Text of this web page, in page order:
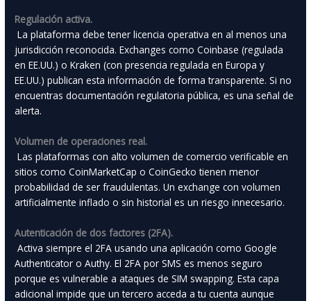
Regulación activa.
La plataforma debe tener licencia operativa en al menos una
jurisdicción reconocida. Exchanges como Coinbase (regulada
en EE.UU.) o Kraken (con presencia regulada en Europa y
EE.UU.) publican esta información de forma transparente. Si no
encuentras documentación regulatoria pública, es una señal de
alerta.
Volumen de operaciones real.
Las plataformas con alto volumen de comercio verificable en
sitios como CoinMarketCap o CoinGecko tienen menor
probabilidad de ser fraudulentas. Un exchange con volumen
artificialmente inflado o sin historial es un riesgo innecesario.
Autenticación de dos factores (2FA).
Activa siempre el 2FA usando una aplicación como Google
Authenticator o Authy. El 2FA por SMS es menos seguro
porque es vulnerable a ataques de SIM swapping. Esta capa
adicional impide que un tercero acceda a tu cuenta aunque